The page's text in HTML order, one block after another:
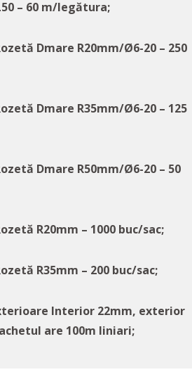
– 60 m/legătura;
Dmare R20mm/Ø6-20 – 250
Dmare R35mm/Ø6-20 – 125
Dmare R50mm/Ø6-20 – 50
R20mm – 1000 buc/sac;
R35mm – 200 buc/sac;
Interior 22mm, exterior
are 100m liniari;